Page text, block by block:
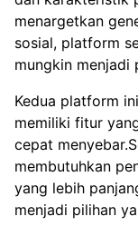
menargetkan
sosial, platform
mungkin menjadi
Kedua platform
memiliki fitur
cepat
membutuhkan
yang lebih
menjadi pilihan